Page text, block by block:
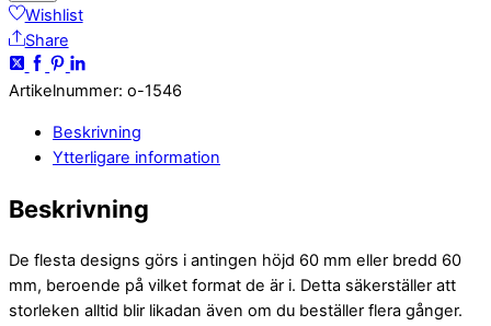
Wishlist
Share
Artikelnummer: o-1546
Beskrivning
Ytterligare information
Beskrivning
De flesta designs görs i antingen höjd 60 mm eller bredd 60
mm, beroende på vilket format de är i. Detta säkerställer att
storleken alltid blir likadan även om du beställer flera gånger.